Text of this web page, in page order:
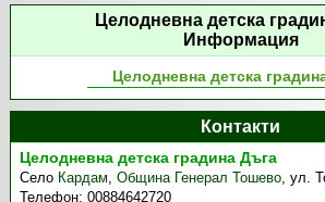
Целодневна детска
Информация
Целодневна детска
Контакти
Целодневна детска градина Дъга
Село Кардам,Община Генерал Тошево,ул.
Телефон:00884642720